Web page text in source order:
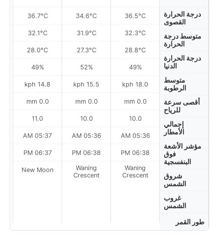
درجة الحرارة
القصوى
متوسط درجة
الحرارة
درجة الحرارة
الدنيا
متوسط
الرطوبة
أقصى سرعة
للرياح
إجمالي
الأمطار
مؤشر الأشعة
فوق
البنفسجية
شروق
الشمس
غروب
الشمس
طور القمر
36.5°C
32.3°C
28.8°C
49%
18.0 kph
0.0 mm
10.0
05:36 AM
06:38 PM
Waning
Crescent
34.6°C
31.9°C
27.3°C
52%
15.5 kph
0.0 mm
10.0
05:36 AM
06:38 PM
Waning
Crescent
36.7°C
32.1°C
28.0°C
49%
14.8 kph
0.0 mm
11.0
05:37 AM
06:37 PM
New Moon